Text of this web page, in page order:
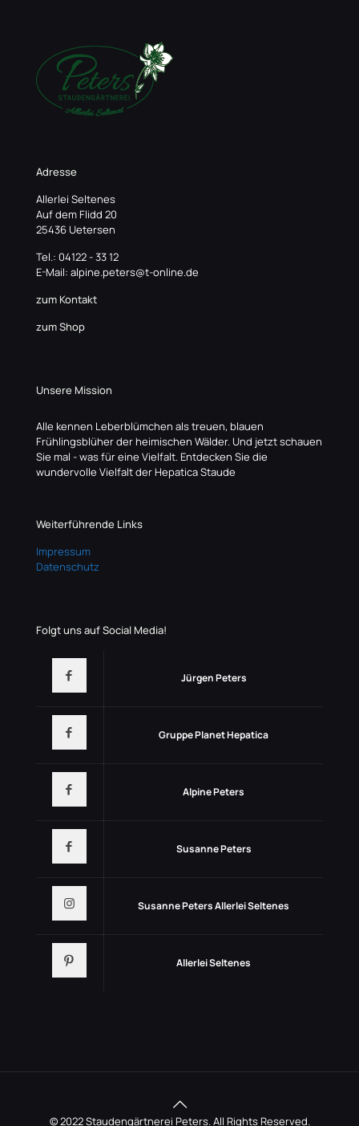
Adresse
Allerlei Seltenes
Auf dem Flidd 20
25436 Uetersen
Tel.: 04122 - 33 12
E-Mail: alpine.peters@t-online.de
zum Kontakt
zum Shop
Unsere Mission
Alle kennen Leberblümchen als treuen, blauen
Frühlingsblüher der heimischen Wälder. Und jetzt schauen
Sie mal - was für eine Vielfalt. Entdecken Sie die
wundervolle Vielfalt der Hepatica Staude
Weiterführende Links
Impressum
Datenschutz
Folgt uns auf Social Media!
Jürgen Peters
Gruppe Planet Hepatica
Alpine Peters
Susanne Peters
Susanne Peters Allerlei Seltenes
Allerlei Seltenes
© 2022 Staudengärtnerei Peters. All Rights Reserved.